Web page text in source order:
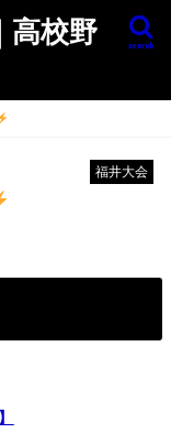
高校野
search
福井大会